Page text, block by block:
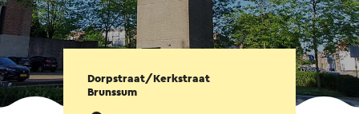
Dorpstraat/Kerkstraat
Brunssum